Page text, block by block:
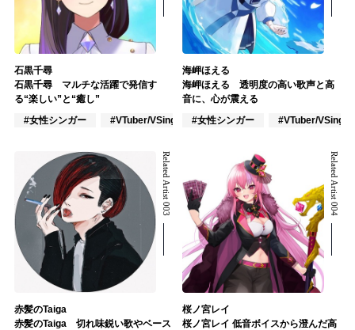
石黒千尋
石黒千尋 マルチな活躍で発信す
る“楽しい”と“癒し”
#女性シンガー
#VTuber/VSinger #VOCALOID
海岬ほえる
海岬ほえる 透明度の高い歌声と高
音に、心が震える
#女性シンガー
#VTuber/VSinger
Related Artist 003
赤髪のTaiga
赤髪のTaiga 切れ味鋭い歌やベース
Related Artist 004
桜ノ宮レイ
桜ノ宮レイ 低音ボイスから澄んだ高